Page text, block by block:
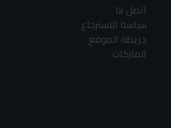
اتصل بنا
سياسة الاسترجاع
خريطة الموقع
الماركات